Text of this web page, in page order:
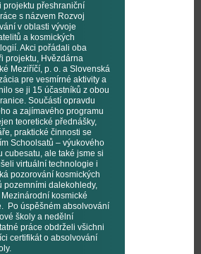
projektu přeshraniční
s názvem Rozvoj
v oblasti vývoje
a kosmických
Akci pořádali oba
projektu, Hvězdárna
Meziříčí, p. o. a Slovenská
pre vesmírné aktivity a
se ji 15 účastníků z obou
Součástí opravdu
a zajímavého programu
teoretické přednášky,
praktické činnosti se
Schoolsatů – výukového
cubesatu, ale také jsme si
virtuální technologie i
pozorování kosmických
pozemními dalekohledy,
kosmické
Po úspěšném absolvování
školy a nedělní
práce obdrželi všichni
certifikát o absolvování